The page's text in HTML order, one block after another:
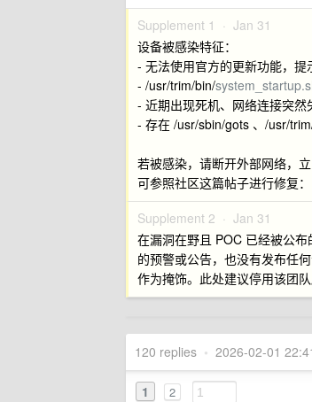
Supplement 1 · Jan 31
设备被感染特征：
- 无法使用官方的更新功能，提
- /usr/trim/bin/
- 近期出现死机、网络连接突
- 存在 /usr/sbin/gots 、/usr/
若被感染，请断开外部网络，
可参照社区这篇帖子进行修复：
Supplement 2 · Jan 31
在漏洞在野且 POC 已经被公
的预警或公告，也没有发布任
作为掩饰。此处建议停用该团
120 replies • 2026-02-01
1 2